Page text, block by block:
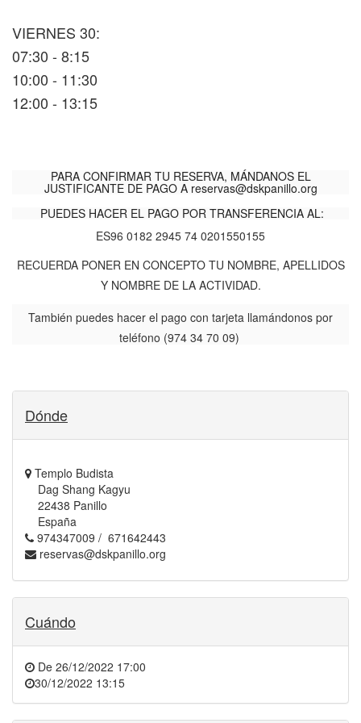
VIERNES 30:
07:30 - 8:15
10:00 - 11:30
12:00 - 13:15
PARA CONFIRMAR TU RESERVA, MÁNDANOS EL
JUSTIFICANTE DE PAGO A reservas@dskpanillo.org
PUEDES HACER EL PAGO POR TRANSFERENCIA AL:
ES96 0182 2945 74 0201550155
RECUERDA PONER EN CONCEPTO TU NOMBRE, APELLIDOS
Y NOMBRE DE LA ACTIVIDAD.
También puedes hacer el pago con tarjeta llamándonos por
teléfono (974 34 70 09)
Dónde
Templo Budista
Dag Shang Kagyu
22438 Panillo
España
974347009 / 671642443
reservas@dskpanillo.org
Cuándo
De 26/12/2022 17:00
30/12/2022 13:15